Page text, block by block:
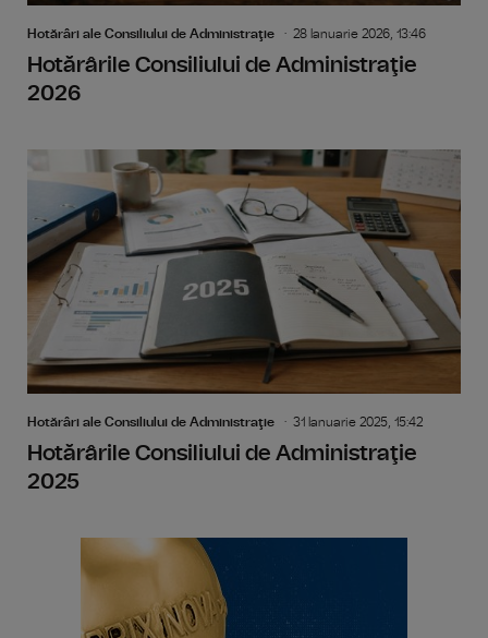
Hotărâri ale Consiliului de Administraţie 28 Ianuarie 2026, 13:46
Hotărârile Consiliului de Administraţie
2026
Hotărâri ale Consiliului de Administraţie 31 Ianuarie 2025, 15:42
Hotărârile Consiliului de Administraţie
2025